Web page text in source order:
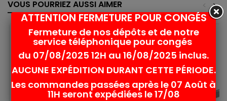
VOUS POURRIEZ AUSSI AIMER >
<
Rupture de stock favorite_border
ATTENTION FERMETURE POUR CONGÉS
Fermeture de nos dépôts et de notre
service téléphonique pour congés
du 07/08/2025 12H au 16/08/2025 inclus.
AUCUNE EXPÉDITION DURANT CETTE PÉRIODE.
Les commandes passées après le 07 Août à
11H seront expédiées le 17/08